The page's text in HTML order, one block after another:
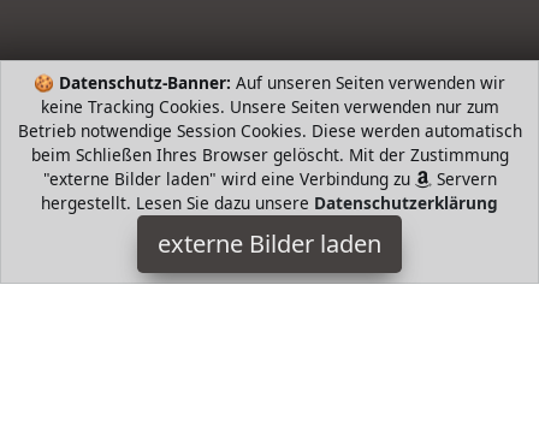
🍪 Datenschutz-Banner: Auf unseren Seiten verwenden wir
keine Tracking Cookies. Unsere Seiten verwenden nur zum
Betrieb notwendige Session Cookies. Diese werden automatisch
beim Schließen Ihres Browser gelöscht. Mit der Zustimmung
"externe Bilder laden" wird eine Verbindung zu
Servern
hergestellt. Lesen Sie dazu unsere Datenschutzerklärung
externe Bilder laden
COMFIER
fier Massagematte handelt es sich um eine sanfte